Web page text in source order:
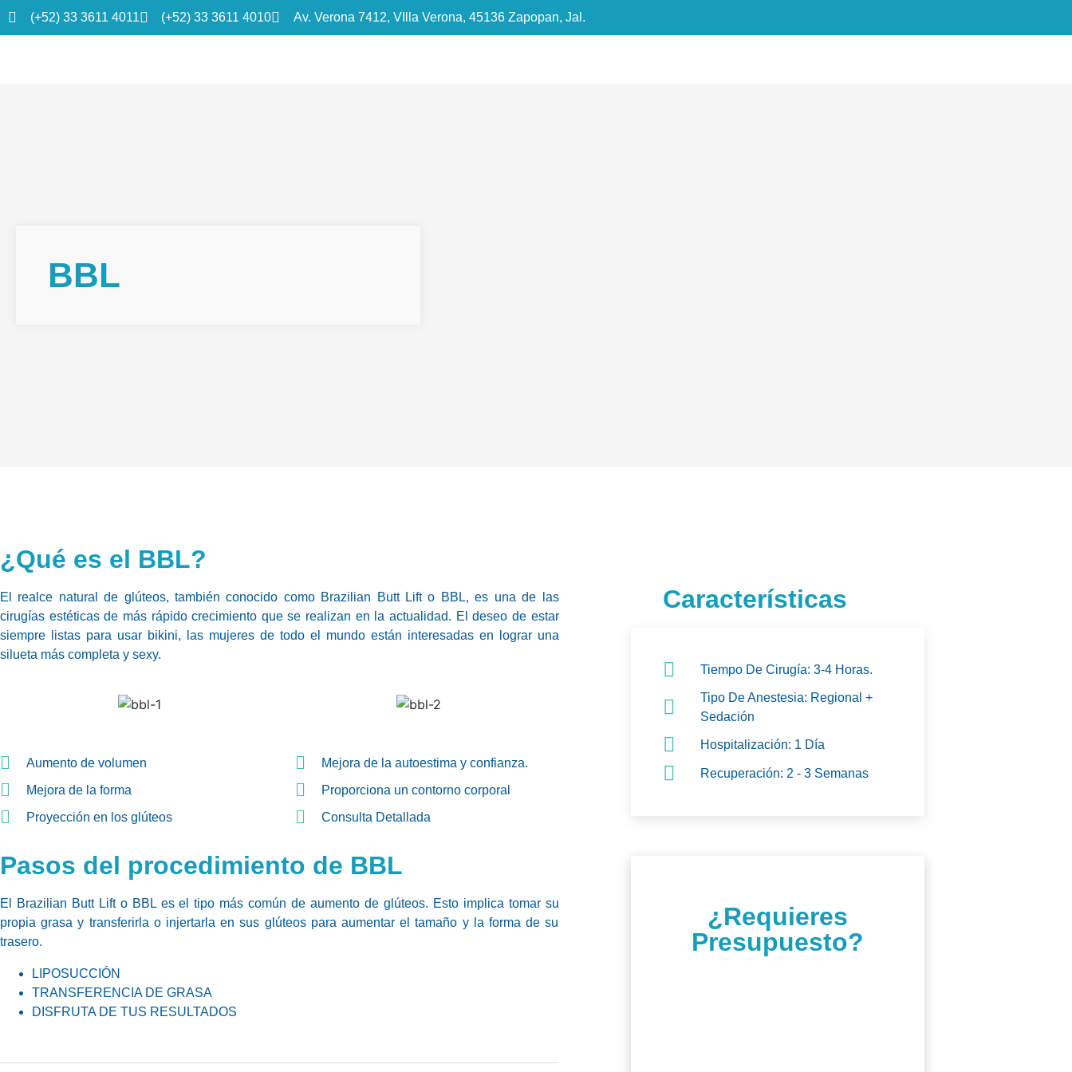
(+52) 33 3611 4011 (+52) 33 3611 4010 Av. Verona 7412, VIlla Verona, 45136 Zapopan, Jal.
BBL
¿Qué es el BBL?
El realce natural de glúteos, también conocido como Brazilian Butt Lift o BBL, es una de las
cirugías estéticas de más rápido crecimiento que se realizan en la actualidad. El deseo de estar
siempre listas para usar bikini, las mujeres de todo el mundo están interesadas en lograr una
silueta más completa y sexy.
Aumento de volumen
Mejora de la forma
Proyección en los glúteos
Mejora de la autoestima y confianza.
Proporciona un contorno corporal
Consulta Detallada
Pasos del procedimiento de BBL
El Brazilian Butt Lift o BBL es el tipo más común de aumento de glúteos. Esto implica tomar su
propia grasa y transferirla o injertarla en sus glúteos para aumentar el tamaño y la forma de su
trasero.
LIPOSUCCIÓN
TRANSFERENCIA DE GRASA
DISFRUTA DE TUS RESULTADOS
Características
Tiempo De Cirugía: 3-4 Horas.
Tipo De Anestesia: Regional +
Sedación
Hospitalización: 1 Día
Recuperación: 2 - 3 Semanas
¿Requieres
Presupuesto?